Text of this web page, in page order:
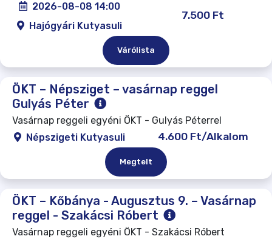
2026-08-08 14:00
Hajógyári Kutyasuli
7.500 Ft
Várólista
ÖKT – Népsziget – vasárnap reggel
Gulyás Péter
Vasárnap reggeli egyéni ÖKT - Gulyás Péterrel
Népszigeti Kutyasuli
4.600 Ft/Alkalom
Megtelt
ÖKT – Kőbánya - Augusztus 9. – Vasárnap
reggel - Szakácsi Róbert
Vasárnap reggeli egyéni ÖKT - Szakácsi Róbert